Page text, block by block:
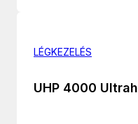
LÉGKEZELÉS
UHP 4000